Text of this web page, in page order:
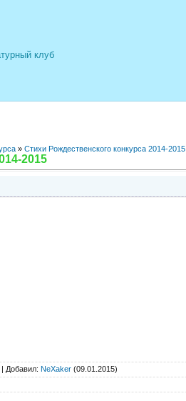
клуб
» Стихи Рождественского конкурса 2014-2015
2015
| Добавил: NeXaker (09.01.2015)